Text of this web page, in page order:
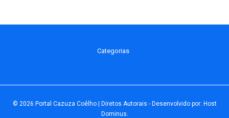
Categorias
© 2026 Portal Cazuza Coêlho | Diretos Autorais - Desenvolvido por: Host
Dominus.